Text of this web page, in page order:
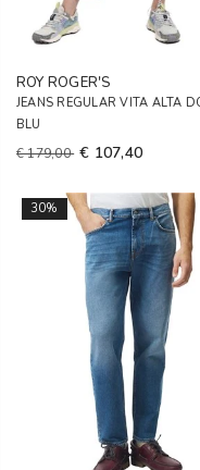
ROY ROGER'S
JEANS REGULAR VITA ALTA
BLU
€ 179,00 € 107,40
30%